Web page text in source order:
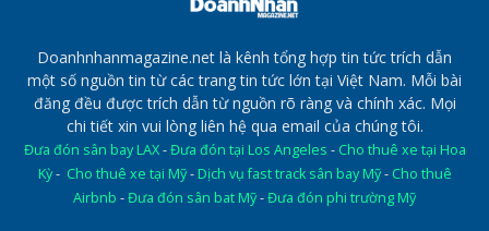
Doanhnhanmagazine.net là kênh tổng hợp tin tức trích dẫn
một số nguồn tin từ các trang tin tức lớn tại Việt Nam. Mỗi bài
đăng đều được trích dẫn từ nguồn rõ ràng và chính xác. Mọi
chi tiết xin vui lòng liên hệ qua email của chúng tôi.
Đưa đón sân bay LAX-Đưa đón tại Los Angeles - Cho thuê xe tại Hoa
Kỳ- Cho thuê xe tại Mỹ- Dịch vụ fast track sân bay Mỹ- Cho thuê
Airbnb -Đưa đón sân bat Mỹ-Đưa đón phi trường Mỹ